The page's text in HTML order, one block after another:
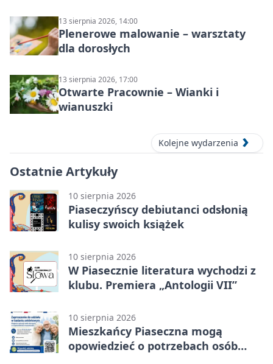
13 sierpnia 2026, 14:00
Plenerowe malowanie – warsztaty
dla dorosłych
13 sierpnia 2026, 17:00
Otwarte Pracownie – Wianki i
wianuszki
Kolejne wydarzenia
Ostatnie Artykuły
10 sierpnia 2026
Piaseczyńscy debiutanci odsłonią
kulisy swoich książek
10 sierpnia 2026
W Piasecznie literatura wychodzi z
klubu. Premiera „Antologii VII”
10 sierpnia 2026
Mieszkańcy Piaseczna mogą
opowiedzieć o potrzebach osób